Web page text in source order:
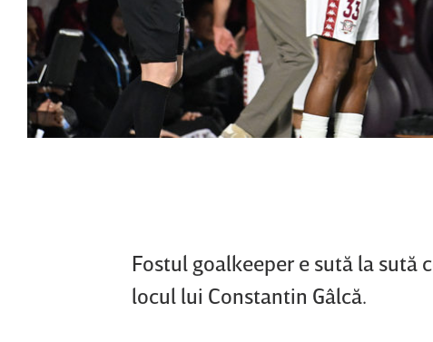
Fostul goalkeeper e sută la sută
locul lui Constantin Gâlcă.